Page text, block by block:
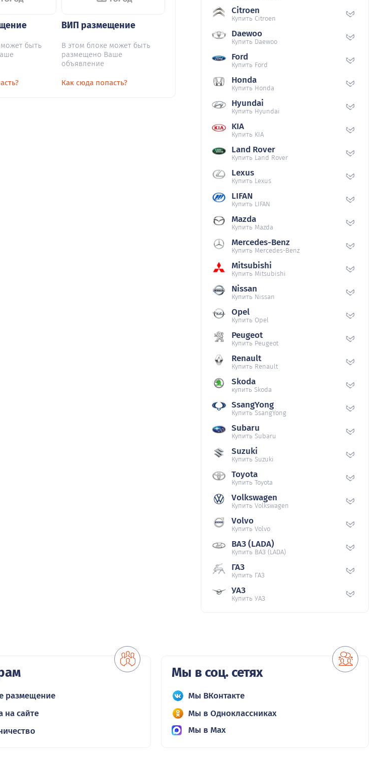
быть
ВИП размещение
В этом блоке может быть
размещено Ваше
объявление
Как сюда попасть?
Citroen
Купить Citroen
Daewoo
Купить Daewoo
Ford
Купить Ford
Honda
Купить Honda
Hyundai
Купить Hyundai
KIA
Купить KIA
Land Rover
Купить Land Rover
Lexus
Купить Lexus
LIFAN
Купить LIFAN
Mazda
Купить Mazda
Mercedes-Benz
Купить Mercedes-Benz
Mitsubishi
Купить Mitsubishi
Nissan
Купить Nissan
Opel
Купить Opel
Peugeot
Купить Peugeot
Renault
Купить Renault
Skoda
купить Skoda
SsangYong
Купить SsangYong
Subaru
Купить Subaru
Suzuki
Купить Suzuki
Toyota
Купить Toyota
Volkswagen
Купить Volkswagen
Volvo
Купить Volvo
ВАЗ (LADA)
Купить ВАЗ (LADA)
ГАЗ
Купить ГАЗ
УАЗ
Купить УАЗ
размещение
на сайте
Мы в соц. сетях
Мы ВКонтакте
Мы в Одноклассниках
Мы в Max